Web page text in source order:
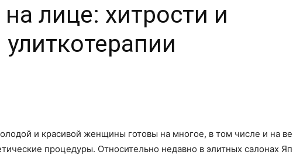
лице: хитрости и
и красивой женщины готовы на многое, в том числе и на
процедуры. Относительно недавно в элитных салонах